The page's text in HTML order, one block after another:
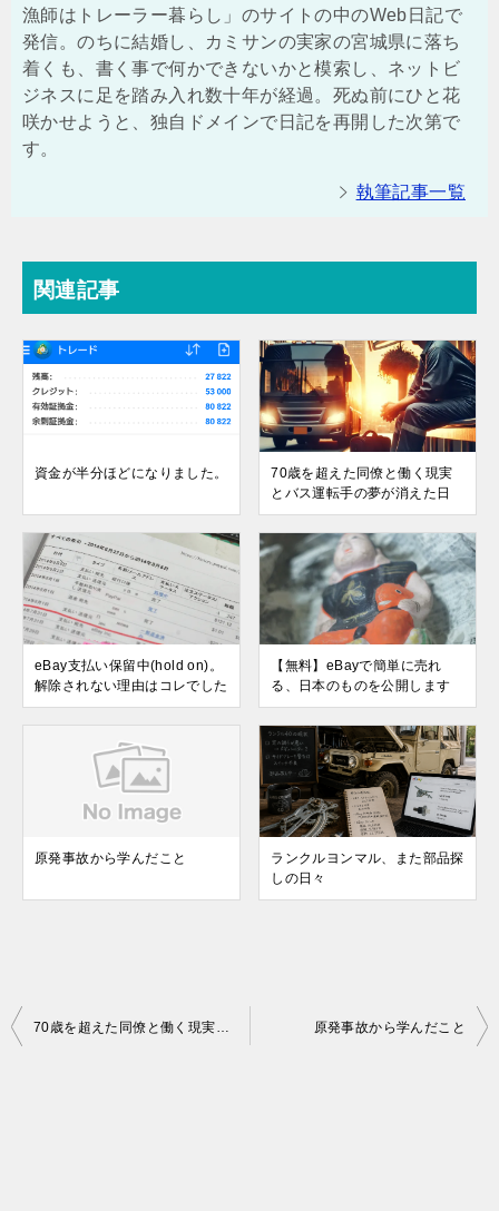
漁師はトレーラー暮らし」のサイトの中のWeb日記で
発信。のちに結婚し、カミサンの実家の宮城県に落ち
着くも、書く事で何かできないかと模索し、ネットビ
ジネスに足を踏み入れ数十年が経過。死ぬ前にひと花
咲かせようと、独自ドメインで日記を再開した次第で
す。
執筆記事一覧
関連記事
資金が半分ほどになりました。
70歳を超えた同僚と働く現実
とバス運転手の夢が消えた日
eBay支払い保留中(hold on)。
解除されない理由はコレでした
【無料】eBayで簡単に売れ
る、日本のものを公開します
原発事故から学んだこと
ランクルヨンマル、また部品探
しの日々
投
原発事故から学んだこと